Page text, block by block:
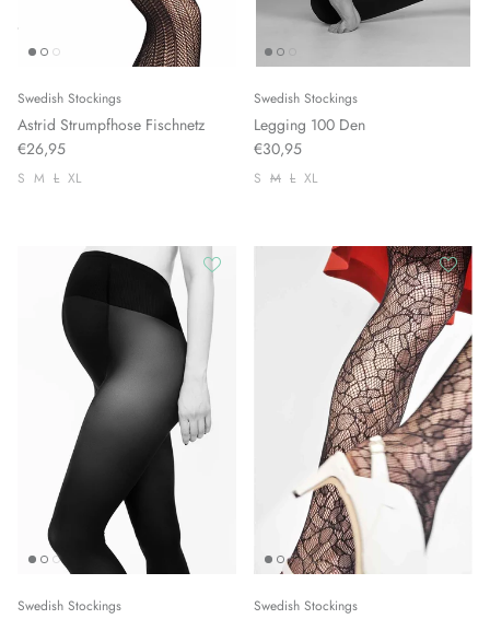
Swedish Stockings
Astrid Strumpfhose Fischnetz
€26,95
S M L XL
Swedish Stockings
Legging 100 Den
€30,95
S M L XL
Swedish Stockings Swedish Stockings